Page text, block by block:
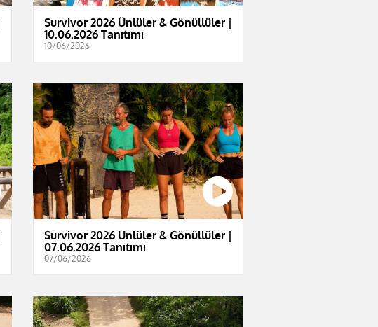
Survivor 2026 Ünlüler & Gönüllüler |
10.06.2026 Tanıtımı
10/06/2026
Survivor 2026 Ünlüler & Gönüllüler |
07.06.2026 Tanıtımı
07/06/2026